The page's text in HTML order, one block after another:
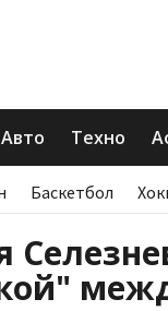
Авто Техно
Баскетбол